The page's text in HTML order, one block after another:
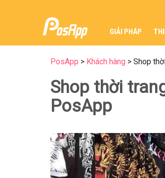
GIẢI PHÁP
PosApp > Khách hàng > Shop
Shop thời
PosApp